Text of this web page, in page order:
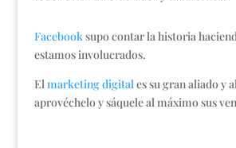
Facebooksupo contar la historia
estamos involucrados.
Elmarketing digitales su gran aliado y
aprovéchelo y sáquele al máximo sus